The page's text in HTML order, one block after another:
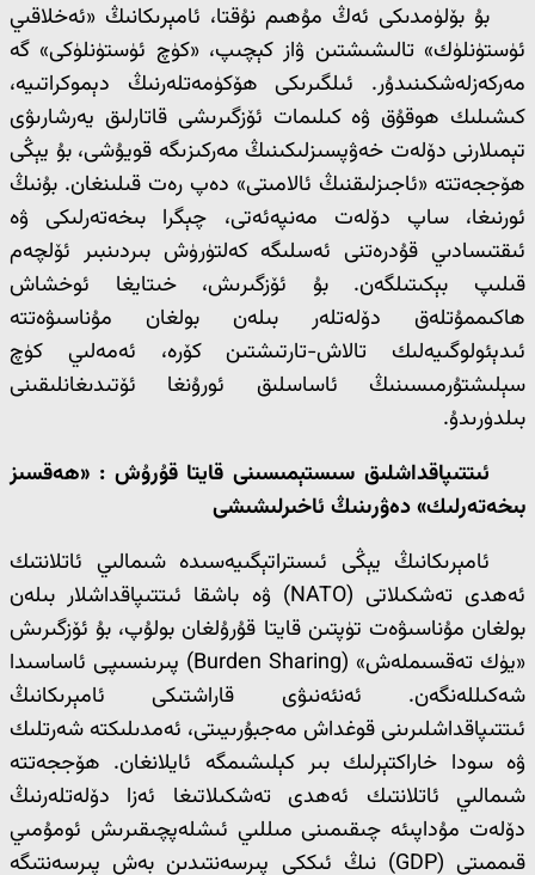
بۇ بۆلۈمدىكى ئەڭ مۇھىم نۇقتا، ئامېرىكانىڭ «ئەخلاقىي
ئۈستۈنلۈك» تالىشىشتىن ۋاز كېچىپ، «كۈچ ئۈستۈنلۈكى» گە
مەركەزلەشكىنىدۇر. ئىلگىرىكى ھۆكۈمەتلەرنىڭ دېموكراتىيە،
كىشىلىك ھوقۇق ۋە كىلىمات ئۆزگىرىشى قاتارلىق يەرشارىۋى
تېمىلارنى دۆلەت خەۋپسىزلىكىنىڭ مەركىزىگە قويۇشى، بۇ يېڭى
ھۆججەتتە «ئاجىزلىقنىڭ ئالامىتى» دەپ رەت قىلىنغان. بۇنىڭ
ئورنىغا، ساپ دۆلەت مەنپەئەتى، چېگرا بىخەتەرلىكى ۋە
ئىقتىسادىي قۇدرەتنى ئەسلىگە كەلتۈرۈش بىردىنبىر ئۆلچەم
قىلىپ بېكىتىلگەن. بۇ ئۆزگىرىش، خىتايغا ئوخشاش
ھاكىممۇتلەق دۆلەتلەر بىلەن بولغان مۇناسىۋەتتە
ئىدېئولوگىيەلىك تالاش-تارتىشتىن كۆرە، ئەمەلىي كۈچ
سېلىشتۇرمىسىنىڭ ئاساسلىق ئورۇنغا ئۆتىدىغانلىقىنى
بىلدۈرىدۇ.
ئىتتىپاقداشلىق سىستېمىسىنى قايتا قۇرۇش : «ھەقسىز
بىخەتەرلىك» دەۋرىنىڭ ئاخىرلىشىشى
ئامېرىكانىڭ يېڭى ئىستراتېگىيەسىدە شىمالىي ئاتلانتىك
ئەھدى تەشكىلاتى (NATO) ۋە باشقا ئىتتىپاقداشلار بىلەن
بولغان مۇناسىۋەت تۈپتىن قايتا قۇرۇلغان بولۇپ، بۇ ئۆزگىرىش
«يۈك تەقسىملەش» (Burden Sharing) پىرىنسىپى ئاساسىدا
شەكىللەنگەن. ئەنئەنىۋى قاراشتىكى ئامېرىكانىڭ
ئىتتىپاقداشلىرىنى قوغداش مەجبۇرىيىتى، ئەمدىلىكتە شەرتلىك
ۋە سودا خاراكتېرلىك بىر كېلىشىمگە ئايلانغان. ھۆججەتتە
شىمالىي ئاتلانتىك ئەھدى تەشكىلاتىغا ئەزا دۆلەتلەرنىڭ
دۆلەت مۇداپىئە چىقىمىنى مىللىي ئىشلەپچىقىرىش ئومۇمىي
قىممىتى (GDP) نىڭ ئىككى پىرسەنتىدىن بەش پىرسەنتىگە